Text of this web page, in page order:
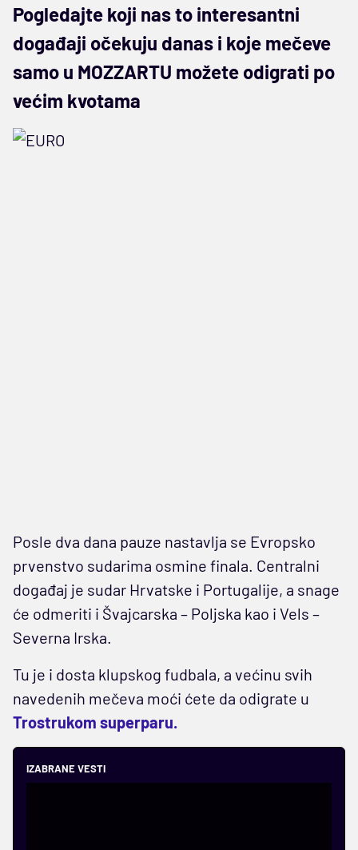
Pogledajte koji nas to interesantni
događaji očekuju danas i koje mečeve
samo u MOZZARTU možete odigrati po
većim kvotama
Posle dva dana pauze nastavlja se Evropsko
prvenstvo sudarima osmine finala. Centralni
događaj je sudar Hrvatske i Portugalije, a snage
će odmeriti i Švajcarska – Poljska kao i Vels –
Severna Irska.
Tu je i dosta klupskog fudbala, a većinu svih
navedenih mečeva moći ćete da odigrate u
Trostrukom superparu.
IZABRANE VESTI